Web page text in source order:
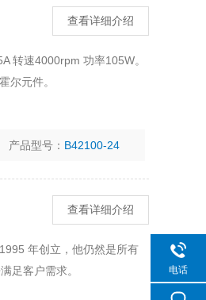
查看详细介绍
转速4000rpm 功率105W。
尔元件。
产品型号： B42100-24
查看详细介绍
年创立，他仍然是所有
足客户需求。
电话